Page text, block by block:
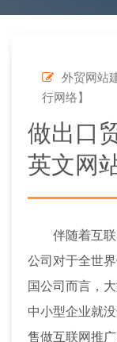
外贸网站
行网络】
做出口
英文网
伴随着互
公司对于全世
国公司而言，
中小型企业就
售做互联网推广